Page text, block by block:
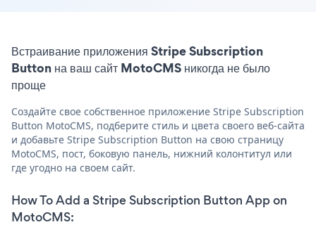
Встраивание приложения Stripe Subscription
Button на ваш сайт MotoCMS никогда не было
проще
Создайте свое собственное приложение Stripe Subscription
Button MotoCMS, подберите стиль и цвета своего веб-сайта
и добавьте Stripe Subscription Button на свою страницу
MotoCMS, пост, боковую панель, нижний колонтитул или
где угодно на своем сайт.
How To Add a Stripe Subscription Button App on
MotoCMS: